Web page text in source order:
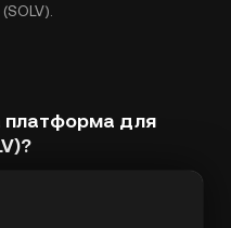
платформа для